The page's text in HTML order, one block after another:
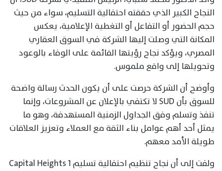
النجاح الكبير الذي حققته احتفالية التسليم، سواء من حيث
حجم الحضور أو التفاعل أو التغطية الإعلامية، يعكس
المكانة التي وصلت إليها الشركة في السوق العقاري
المصري، ويؤكد نجاح رؤيتها القائمة على الوفاء بالوعود
وتحويلها إلى واقع ملموس.
وأوضح أن الشركة حرصت على أن يكون الحدث رسالة واضحة
للسوق بأن SUD لا تكتفي بالإعلان عن المشروعات، وإنما
تنفذ وتسلم وفق الجداول الزمنية المستهدفة، وهو ما
يمثل أحد أهم عوامل بناء الثقة مع العملاء وتعزيز العلاقات
طويلة الأمد معهم.
ولفت إلى أن نجاح تنظيم احتفالية تسليم Capital Heights 1